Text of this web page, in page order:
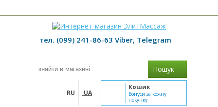
тел. (099) 241-86-63 Viber, Telegram
Пошук
RU UA
Кошик
Бонуси за кожну
покупку